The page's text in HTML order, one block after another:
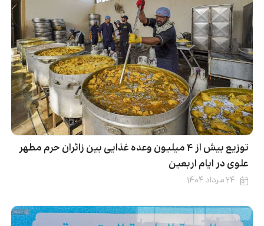
توزیع بیش از ۴ میلیون وعده غذایی بین زائران حرم مطهر
علوی در ایام اربعین
۲۴ مرداد ۱۴۰۴